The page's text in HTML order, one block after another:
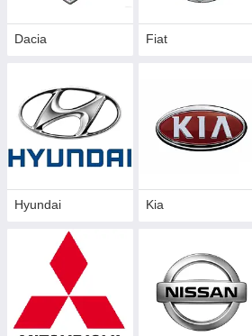
Dacia Fiat
Hyundai Kia